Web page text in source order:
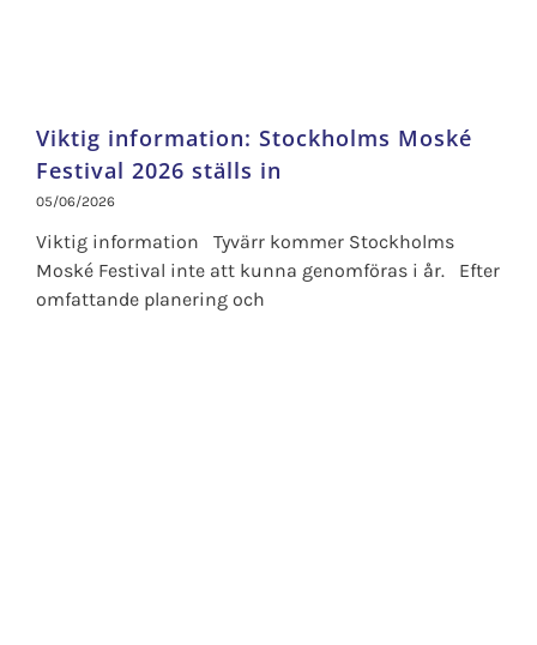
Viktig information: Stockholms Moské
Festival 2026 ställs in
05/06/2026
Viktig information Tyvärr kommer Stockholms
Moské Festival inte att kunna genomföras i år. Efter
omfattande planering och